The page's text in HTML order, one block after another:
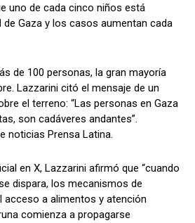
uno de cada cinco niños está
de Gaza y los casos aumentan cada
de 100 personas, la gran mayoría
Lazzarini citó el mensaje de un
el terreno: “Las personas en Gaza
son cadáveres andantes”.
noticias Prensa Latina.
en X, Lazzarini afirmó que “cuando
dispara, los mecanismos de
a alimentos y atención
comienza a propagarse